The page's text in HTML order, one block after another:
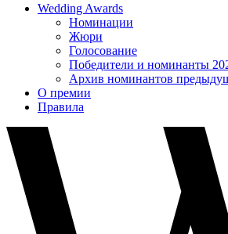
Wedding Awards
Номинации
Жюри
Голосование
Победители и номинанты
Архив номинантов
О премии
Правила